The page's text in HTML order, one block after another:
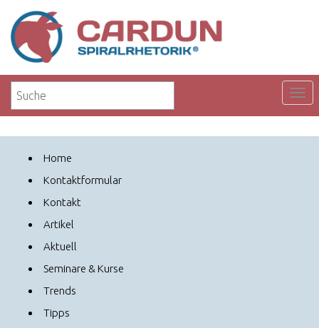
Home
Kontaktformular
Kontakt
Artikel
Aktuell
Seminare & Kurse
Trends
Tipps